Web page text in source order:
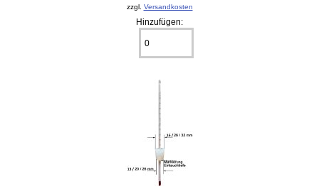
zzgl. Versandkosten
Hinzufügen: